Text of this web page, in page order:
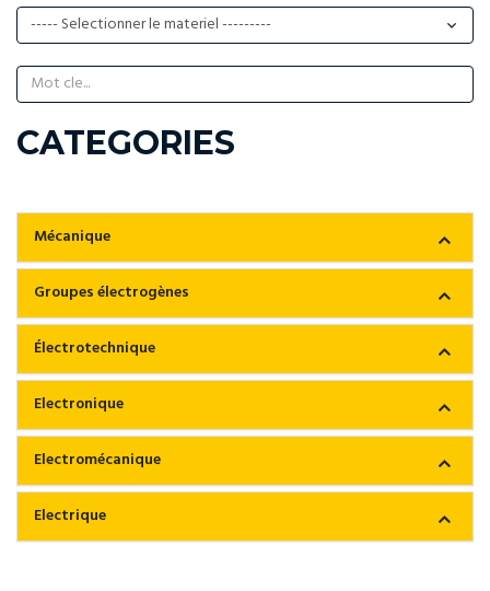
CATEGORIES
Mécanique
Groupes électrogènes
Électrotechnique
Electronique
Electromécanique
Electrique